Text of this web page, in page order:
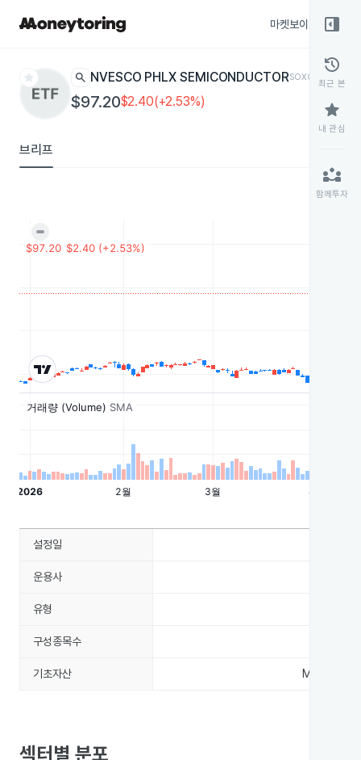
마켓보이스
star search INVESCO PHLX SEMICONDUCTORSOXQ ETF
$97.20$2.40(+2.53%)
브리프
right_panel_open
history
최근 본
star
내 관심
partner_exchange
함께투자